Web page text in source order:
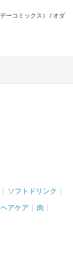
ーコミックス） / オダ
ソフトドリンク
ヘアケア 肉